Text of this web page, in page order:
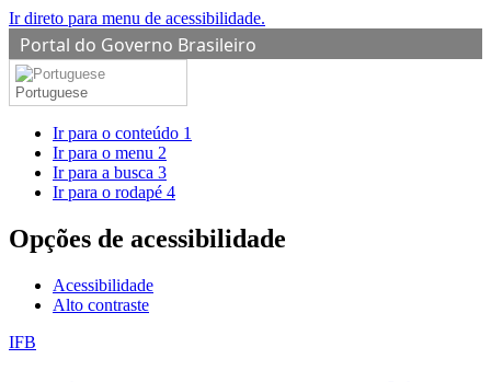
Ir direto para menu de acessibilidade.
Portal do Governo Brasileiro
Portuguese
Ir para o conteúdo 1
Ir para o menu 2
Ir para a busca 3
Ir para o rodapé 4
Opções de acessibilidade
Acessibilidade
Alto contraste
IFB